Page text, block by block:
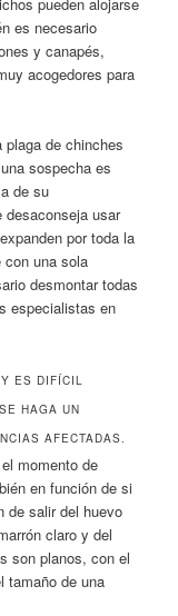
es necesario
y canapés,
acogedores para
de chinches
sospecha es
de su
usar
por toda la
con una sola
desmontar todas
especialistas en
ES DIFÍCIL
HAGA UN
AFECTADAS.
momento de
en función de si
de salir del huevo
claro y del
son planos, con el
tamaño de una